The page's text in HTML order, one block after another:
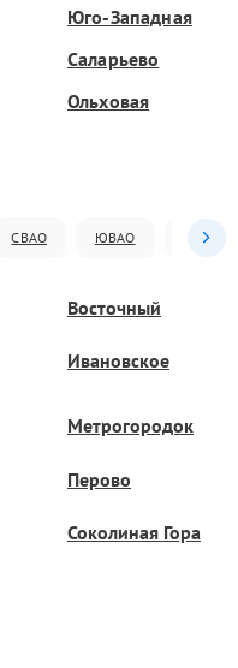
Юго-Западная
Саларьево
Ольховая
СВАО ЮВАО ЮАО
Восточный
Ивановское
Метрогородок
Перово
Соколиная Гора